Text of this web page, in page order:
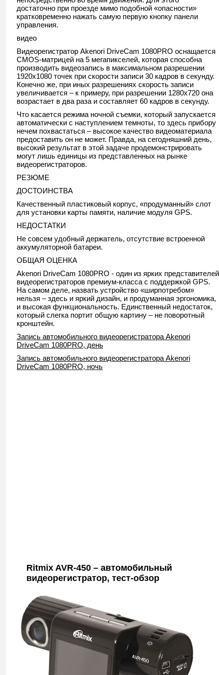
достаточно при проезде мимо подобной «опасности»
кратковременно нажать самую первую кнопку панели
управления.
видео
Видеорегистратор Akenori DriveCam 1080PRO оснащается
CMOS-матрицей на 5 мегапикселей, которая способна
производить видеозапись в максимальном разрешении
1920х1080 точек при скорости записи 30 кадров в секунду.
Конечно же, при иных разрешениях скорость записи
увеличивается – к примеру, при разрешении 1280х720 она
возрастает в два раза и составляет 60 кадров в секунду.
Что касается режима ночной съемки, который запускается
автоматически с наступлением темноты, то здесь прибору
нечем похвастаться – высокое качество видеоматериала
предоставить он не может. Правда, на сегодняшний день,
высокий результат в этой задаче продемонстрировать
могут лишь единицы из представленных на рынке
видеорегистраторов.
РЕЗЮМЕ
ДОСТОИНСТВА
Качественный пластиковый корпус, «продуманный» слот
для установки карты памяти, наличие модуля GPS.
НЕДОСТАТКИ
Не совсем удобный держатель, отсутствие встроенной
аккумуляторной батареи.
ОБЩАЯ ОЦЕНКА
Akenori DriveCam 1080PRO - один из ярких представителей
видеорегистраторов премиум-класса с поддержкой GPS.
На самом деле, назвать устройство «ширпотребом»
нельзя – здесь и яркий дизайн, и продуманная эргономика,
и высокая функциональность. Единственный недостаток,
который слегка портит общую картину – не поворотный
кронштейн.
Запись автомобильного видеорегистратора Akenori
DriveCam 1080PRO, день
Запись автомобильного видеорегистратора Akenori
DriveCam 1080PRO, ночь
Ritmix AVR-450 – автомобильный
видеорегистратор, тест-обзор